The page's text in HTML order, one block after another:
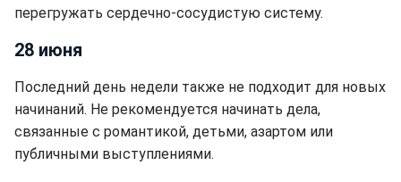
перегружать сердечно-сосудистую систему.
28 июня
Последний день недели также не подходит для новых
начинаний. Не рекомендуется начинать дела,
связанные с романтикой, детьми, азартом или
публичными выступлениями.